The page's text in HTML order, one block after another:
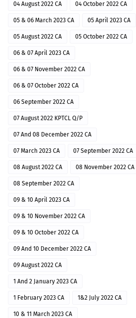
04 August 2022 CA 04 October 2022 CA
05 & 06 March 2023 CA 05 April 2023 CA
05 August 2022 CA 05 October 2022 CA
06 & 07 April 2023 CA
06 & 07 November 2022 CA
06 & 07 October 2022 CA
06 September 2022 CA
07 August 2022 KPTCL Q/P
07 And 08 December 2022 CA
07 March 2023 CA 07 September 2022 CA
08 August 2022 CA 08 November 2022 CA
08 September 2022 CA
09 & 10 April 2023 CA
09 & 10 November 2022 CA
09 & 10 October 2022 CA
09 And 10 December 2022 CA
09 August 2022 CA
1 And 2 January 2023 CA
1 February 2023 CA 1&2 July 2022 CA
10 & 11 March 2023 CA